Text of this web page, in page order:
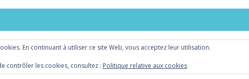
En continuant à utiliser ce site Web, vous acceptez leur utilisation.
contrôler les cookies, consultez : Politique relative aux cookies